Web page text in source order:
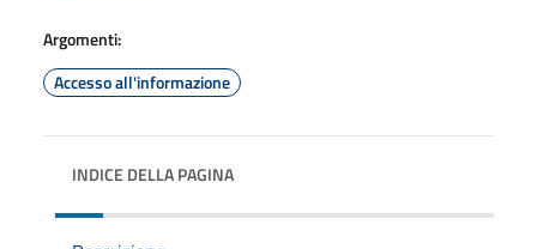
Argomenti:
Accesso all'informazione
INDICE DELLA PAGINA